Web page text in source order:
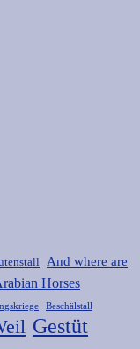
And where are
Horses
Beschälstall
Gestüt